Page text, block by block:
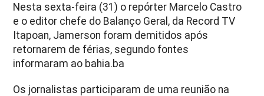
Nesta sexta-feira (31) o repórter Marcelo Castro
e o editor chefe do Balanço Geral, da Record TV
Itapoan, Jamerson foram demitidos após
retornarem de férias, segundo fontes
informaram ao bahia.ba
Os jornalistas participaram de uma reunião na